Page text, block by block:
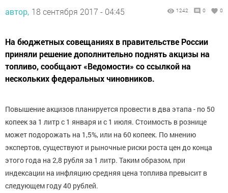
автор, 18 сентября 2017 - 04:45 1242 0 0
На бюджетных совещаниях в правительстве России
приняли решение дополнительно поднять акцизы на
топливо, сообщают «Ведомости» со ссылкой на
нескольких федеральных чиновников.
Повышение акцизов планируется провести в два этапа - по 50
копеек за 1 литр с 1 января и с 1 июля. Стоимость в рознице
может подорожать на 1,5%, или на 60 копеек. По мнению
экспертов, существуют и рыночные риски роста цен до конца
этого года на 2,8 рубля за 1 литр. Таким образом, при
индексации на инфляцию средняя цена топлива превысит в
следующем году 40 рублей.